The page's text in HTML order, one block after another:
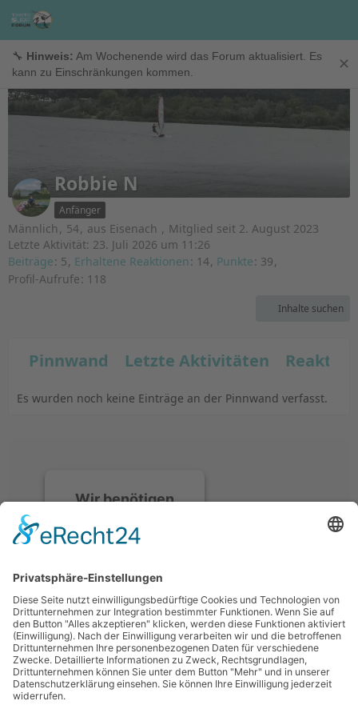
🔧 Hinweis: Am Wochenende wird das Forum aktualisiert. Es
kann zu Einschränkungen kommen.
✕
Mitglieder
Robbie N
Anfänger
Männlich 54 aus Eisenach
Mitglied seit 2. August 2023
Letzte Aktivität: 23. Juli 2026 um 11:26
Beiträge 5 Erhaltene Reaktionen 14 Punkte 39
Profil-Aufrufe
118
Inhalte suchen
Pinnwand Letzte Aktivitäten
Es wurden noch keine Einträge an der Pinnwand verfasst.
Wir benötigen
Zustimmung, um
Service zu laden!
Wir verwenden
Discord, um Inhalte
einzubetten. Dieser
Service kann Daten zu
Ihren Aktivitäten
sammeln. Bitte lesen